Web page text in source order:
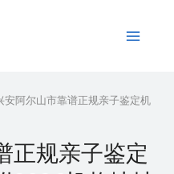
Menu
安阿尔山市靠谱正规亲子鉴定机
正规亲子鉴定